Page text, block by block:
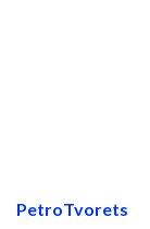
PetroTvorets